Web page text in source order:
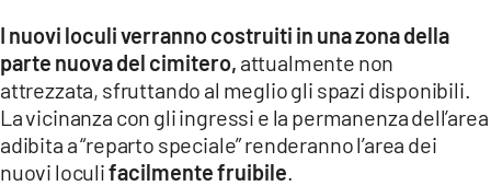
LACTV.IT
LACONAIR.IT
LACITYMAG.IT
I nuovi loculi verranno costruiti in una zona della
parte nuova del cimitero, attualmente non
attrezzata, sfruttando al meglio gli spazi disponibili.
La vicinanza con gli ingressi e la permanenza dell’area
adibita a “reparto speciale” renderanno l’area dei
nuovi loculifacilmente fruibile